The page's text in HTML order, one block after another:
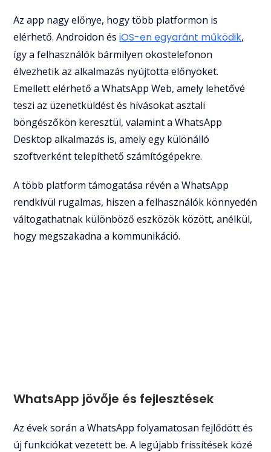
Az app nagy előnye, hogy több platformon is
elérhető. Androidon ésiOS-en egyaránt működik,
így a felhasználók bármilyen okostelefonon
élvezhetik az alkalmazás nyújtotta előnyöket.
Emellett elérhető a WhatsApp Web, amely lehetővé
teszi az üzenetküldést és hívásokat asztali
böngészőkön keresztül, valamint a WhatsApp
Desktop alkalmazás is, amely egy különálló
szoftverként telepíthető számítógépekre.
A több platform támogatása révén a WhatsApp
rendkívül rugalmas, hiszen a felhasználók könnyedén
váltogathatnak különböző eszközök között, anélkül,
hogy megszakadna a kommunikáció.
WhatsApp jövője és fejlesztések
Az évek során a WhatsApp folyamatosan fejlődött és
új funkciókat vezetett be. A legújabb frissítések közé